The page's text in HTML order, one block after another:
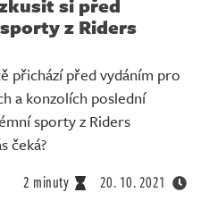
z Riders
přichází před vydáním pro
a konzolích poslední
sporty z Riders
čeká?
2 minuty 20. 10. 2021